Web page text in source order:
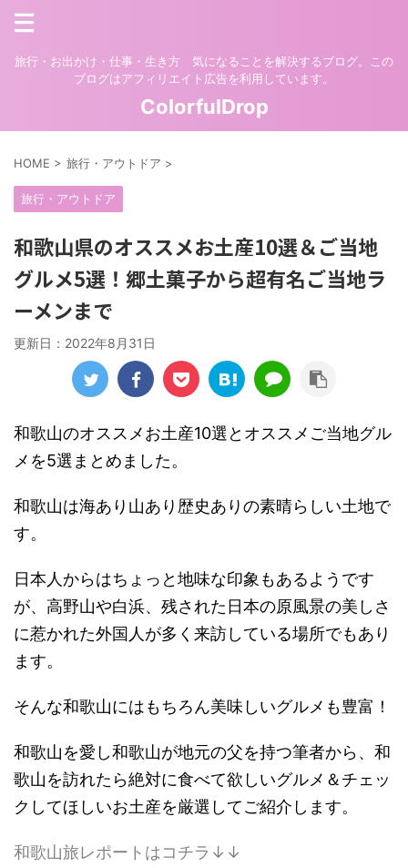
旅行・お出かけ・仕事・生き方 気になることを解決するブログ。この
ブログはアフィリエイト広告を利用しています。
ColorfulDrop
HOME > 旅行・アウトドア >
旅行・アウトドア
和歌山県のオススメお土産10選＆ご当地
グルメ5選！郷土菓子から超有名ご当地ラ
ーメンまで
更新日： 2022年8月31日
和歌山のオススメお土産10選とオススメご当地グル
メを5選まとめました。
和歌山は海あり山あり歴史ありの素晴らしい土地で
す。
日本人からはちょっと地味な印象もあるようです
が、高野山や白浜、残された日本の原風景の美しさ
に惹かれた外国人が多く来訪している場所でもあり
ます。
そんな和歌山にはもちろん美味しいグルメも豊富！
和歌山を愛し和歌山が地元の父を持つ筆者から、和
歌山を訪れたら絶対に食べて欲しいグルメ＆チェッ
クしてほしいお土産を厳選してご紹介します。
和歌山旅レポートはコチラ↓↓